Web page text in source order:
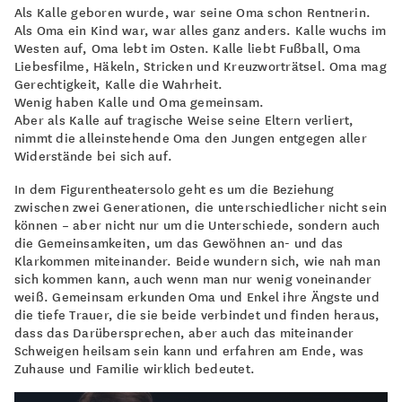
Als Kalle geboren wurde, war seine Oma schon Rentnerin.
Als Oma ein Kind war, war alles ganz anders. Kalle wuchs im
Westen auf, Oma lebt im Osten. Kalle liebt Fußball, Oma
Liebesfilme, Häkeln, Stricken und Kreuzworträtsel. Oma mag
Gerechtigkeit, Kalle die Wahrheit.
Wenig haben Kalle und Oma gemeinsam.
Aber als Kalle auf tragische Weise seine Eltern verliert,
nimmt die alleinstehende Oma den Jungen entgegen aller
Widerstände bei sich auf.
In dem Figurentheatersolo geht es um die Beziehung
zwischen zwei Generationen, die unterschiedlicher nicht sein
können – aber nicht nur um die Unterschiede, sondern auch
die Gemeinsamkeiten, um das Gewöhnen an- und das
Klarkommen miteinander. Beide wundern sich, wie nah man
sich kommen kann, auch wenn man nur wenig voneinander
weiß. Gemeinsam erkunden Oma und Enkel ihre Ängste und
die tiefe Trauer, die sie beide verbindet und finden heraus,
dass das Darübersprechen, aber auch das miteinander
Schweigen heilsam sein kann und erfahren am Ende, was
Zuhause und Familie wirklich bedeutet.